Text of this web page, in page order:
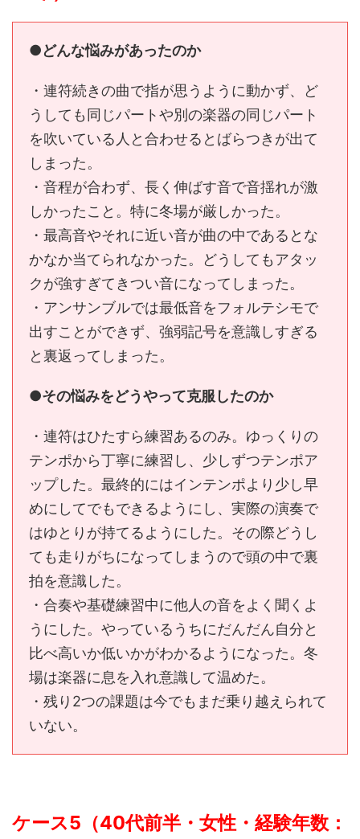
●どんな悩みがあったのか
・連符続きの曲で指が思うように動かず、ど
うしても同じパートや別の楽器の同じパート
を吹いている人と合わせるとばらつきが出て
しまった。
・音程が合わず、長く伸ばす音で音揺れが激
しかったこと。特に冬場が厳しかった。
・最高音やそれに近い音が曲の中であるとな
かなか当てられなかった。どうしてもアタッ
クが強すぎてきつい音になってしまった。
・アンサンブルでは最低音をフォルテシモで
出すことができず、強弱記号を意識しすぎる
と裏返ってしまった。
●その悩みをどうやって克服したのか
・連符はひたすら練習あるのみ。ゆっくりの
テンポから丁寧に練習し、少しずつテンポア
ップした。最終的にはインテンポより少し早
めにしてでもできるようにし、実際の演奏で
はゆとりが持てるようにした。その際どうし
ても走りがちになってしまうので頭の中で裏
拍を意識した。
・合奏や基礎練習中に他人の音をよく聞くよ
うにした。やっているうちにだんだん自分と
比べ高いか低いかがわかるようになった。冬
場は楽器に息を入れ意識して温めた。
・残り2つの課題は今でもまだ乗り越えられて
いない。
ケース5（40代前半・女性・経験年数：